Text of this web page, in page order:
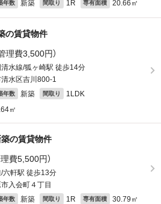
年数 新築 間取り 1R 専有面積 20.66㎡
の賃貸物件
管理費3,500円）
水線/狐ヶ崎駅 徒歩14分
水区吉川800-1
年数 新築 間取り 1LDK
㎡
の賃貸物件
理費5,500円）
六軒駅 徒歩13分
入会町４丁目
年数 新築 間取り 1R 専有面積 30.79㎡